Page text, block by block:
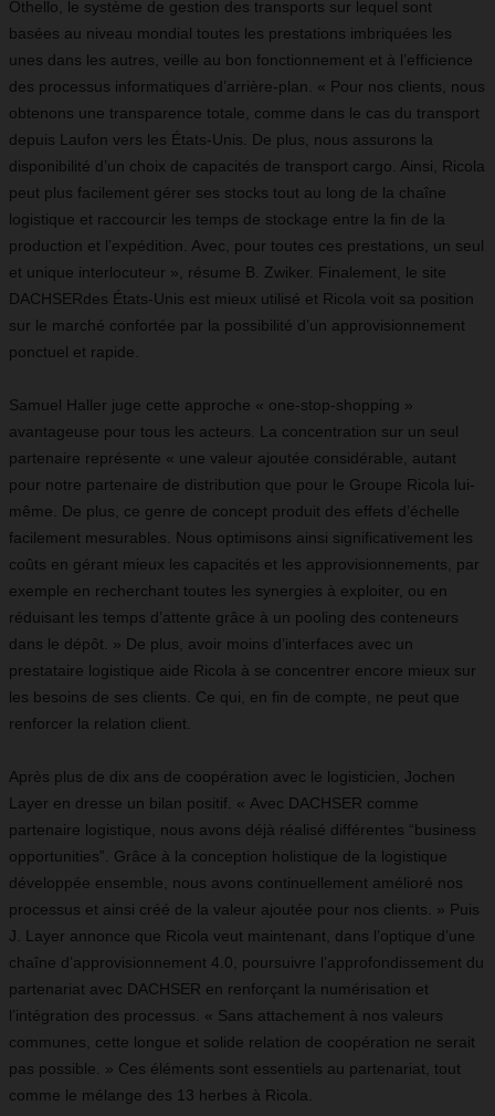
Othello, le système de gestion des transports sur lequel sont
basées au niveau mondial toutes les prestations imbriquées les
unes dans les autres, veille au bon fonctionnement et à l’efficience
des processus informatiques d’arrière-plan. « Pour nos clients, nous
obtenons une transparence totale, comme dans le cas du transport
depuis Laufon vers les États-Unis. De plus, nous assurons la
disponibilité d’un choix de capacités de transport cargo. Ainsi, Ricola
peut plus facilement gérer ses stocks tout au long de la chaîne
logistique et raccourcir les temps de stockage entre la fin de la
production et l’expédition. Avec, pour toutes ces prestations, un seul
et unique interlocuteur », résume B. Zwiker. Finalement, le site
DACHSERdes États-Unis est mieux utilisé et Ricola voit sa position
sur le marché confortée par la possibilité d’un approvisionnement
ponctuel et rapide.
Samuel Haller juge cette approche « one-stop-shopping »
avantageuse pour tous les acteurs. La concentration sur un seul
partenaire représente « une valeur ajoutée considérable, autant
pour notre partenaire de distribution que pour le Groupe Ricola lui-
même. De plus, ce genre de concept produit des effets d’échelle
facilement mesurables. Nous optimisons ainsi significativement les
coûts en gérant mieux les capacités et les approvisionnements, par
exemple en recherchant toutes les synergies à exploiter, ou en
réduisant les temps d’attente grâce à un pooling des conteneurs
dans le dépôt. » De plus, avoir moins d’interfaces avec un
prestataire logistique aide Ricola à se concentrer encore mieux sur
les besoins de ses clients. Ce qui, en fin de compte, ne peut que
renforcer la relation client.
Après plus de dix ans de coopération avec le logisticien, Jochen
Layer en dresse un bilan positif. « Avec DACHSER comme
partenaire logistique, nous avons déjà réalisé différentes “business
opportunities”. Grâce à la conception holistique de la logistique
développée ensemble, nous avons continuellement amélioré nos
processus et ainsi créé de la valeur ajoutée pour nos clients. » Puis
J. Layer annonce que Ricola veut maintenant, dans l’optique d’une
chaîne d’approvisionnement 4.0, poursuivre l’approfondissement du
partenariat avec DACHSER en renforçant la numérisation et
l’intégration des processus. « Sans attachement à nos valeurs
communes, cette longue et solide relation de coopération ne serait
pas possible. » Ces éléments sont essentiels au partenariat, tout
comme le mélange des 13 herbes à Ricola.